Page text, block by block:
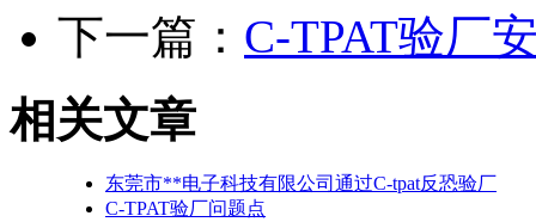
下一篇： C-TPAT验厂
相关文章
东莞市**电子科技有限公司通过C-tpat反恐验厂
C-TPAT验厂问题点